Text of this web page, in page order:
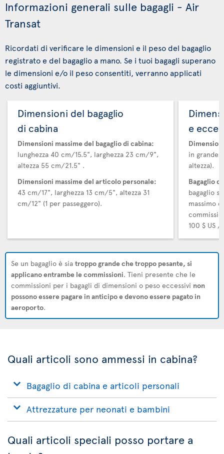
Informazioni generali sulle bagagli - Air
Transat
Ricordati di verificare le dimensioni e il peso del bagaglio
registrato e del bagaglio a mano. Se i tuoi bagagli superano
le dimensioni e/o il peso consentiti, verranno applicati
costi aggiuntivi.
Dimensioni del bagaglio
di cabina
Dimensioni massime del bagaglio di cabina:
lunghezza 40 cm/15.5", larghezza 23 cm/9",
altezza 55 cm/21.5" .
Dimensioni massime del articolo personale:
43 cm/17", larghezza 13 cm/5", altezza 31
cm/12" (1 per passeggero).
e
in
altezza).
Bagaglio
bagaglio
massimo
100 $ US /
Se un bagaglio è sia troppo grande che troppo pesante, si
applicano entrambe le commissioni. Tieni presente che le
commissioni per i bagagli di dimensioni o peso eccessivi non
possono essere pagare in anticipo e devono essere pagato in
aeroporto.
Quali articoli sono ammessi in cabina?
Bagaglio di cabina e articoli personali
Attrezzature per neonati e bambini
Quali articoli speciali posso portare a